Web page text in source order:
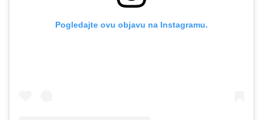
Pogledajte ovu objavu na Instagramu.